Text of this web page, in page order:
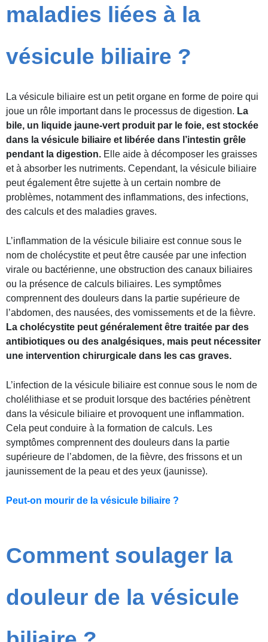
maladies liées à la
vésicule biliaire ?
La vésicule biliaire est un petit organe en forme de poire qui
joue un rôle important dans le processus de digestion. La
bile, un liquide jaune-vert produit par le foie, est stockée
dans la vésicule biliaire et libérée dans l’intestin grêle
pendant la digestion. Elle aide à décomposer les graisses
et à absorber les nutriments. Cependant, la vésicule biliaire
peut également être sujette à un certain nombre de
problèmes, notamment des inflammations, des infections,
des calculs et des maladies graves.
L’inflammation de la vésicule biliaire est connue sous le
nom de cholécystite et peut être causée par une infection
virale ou bactérienne, une obstruction des canaux biliaires
ou la présence de calculs biliaires. Les symptômes
comprennent des douleurs dans la partie supérieure de
l’abdomen, des nausées, des vomissements et de la fièvre.
La cholécystite peut généralement être traitée par des
antibiotiques ou des analgésiques, mais peut nécessiter
une intervention chirurgicale dans les cas graves.
L’infection de la vésicule biliaire est connue sous le nom de
cholélithiase et se produit lorsque des bactéries pénètrent
dans la vésicule biliaire et provoquent une inflammation.
Cela peut conduire à la formation de calculs. Les
symptômes comprennent des douleurs dans la partie
supérieure de l’abdomen, de la fièvre, des frissons et un
jaunissement de la peau et des yeux (jaunisse).
Peut-on mourir de la vésicule biliaire ?
Comment soulager la
douleur de la vésicule